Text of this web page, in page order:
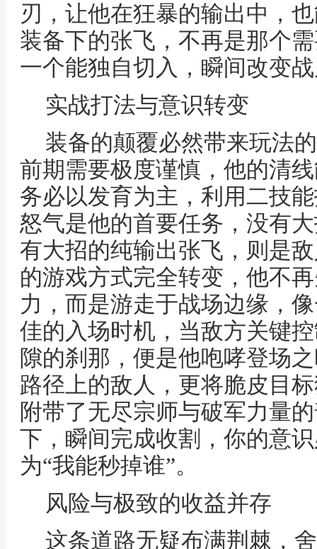
刃，让他在狂暴的输出中，
装备下的张飞，不再是那个
一个能独自切入，瞬间改变
实战打法与意识转变
装备的颠覆必然带来玩法
前期需要极度谨慎，他的清
务必以发育为主，利用二技
怒气是他的首要任务，没有
有大招的纯输出张飞，则是
的游戏方式完全转变，他不
力，而是游走于战场边缘，
佳的入场时机，当敌方关键
隙的刹那，便是他咆哮登场
路径上的敌人，更将脆皮目
附带了无尽宗师与破军力量
下，瞬间完成收割，你的意
为“我能秒掉谁”。
风险与极致的收益并存
这条道路无疑布满荆棘，